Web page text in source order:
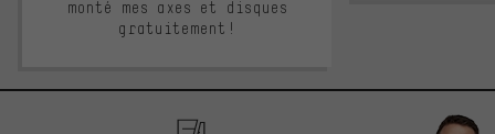
monté mes axes et disques
gratuitement!